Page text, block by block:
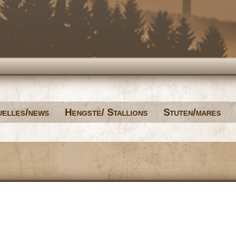
news Hengste/ Stallions Stuten/mares